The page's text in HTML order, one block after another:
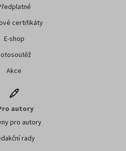
certifikáty
E-shop
Akce
autory
pro autory
rady